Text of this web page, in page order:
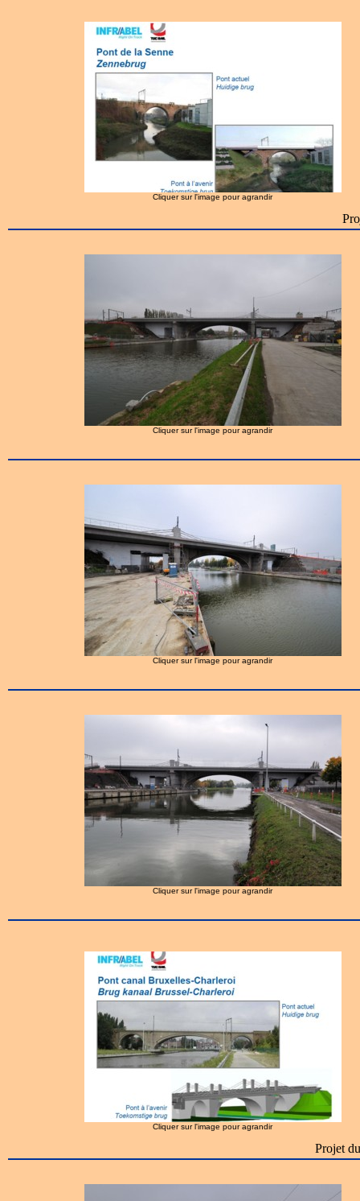
Cliquer sur l'image pour agrandir
Cliquer sur l'image pour agrandir
Cliquer sur l'image pour agrandir
Cliquer sur l'image pour agrandir
Cliquer sur l'image pour agrandir
Projet